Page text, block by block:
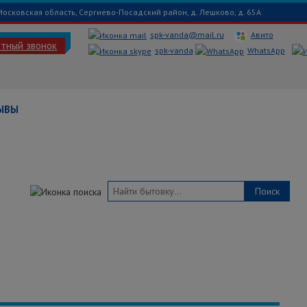
область, Сергиево-Посадский район, д. Лешково, д. 65А
звонок
spk-vanda@mail.ru
Авито
spk-vanda
WhatsApp